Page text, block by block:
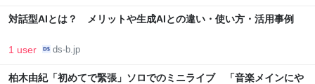
対話型AIとは？ メリットや生成AIとの違い・使い方・活用事例
1 user ds-b.jp
柏木由紀「初めてで緊張」ソロでのミニライブ 「音楽メインにや